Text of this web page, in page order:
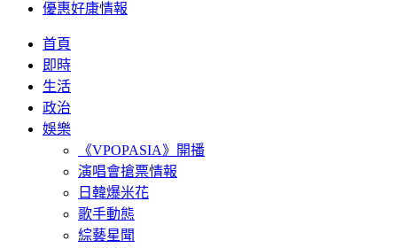
優惠好康情報
首頁
即時
生活
政治
娛樂
《VPOPASIA》開播
演唱會搶票情報
日韓爆米花
歌手動態
綜藝星聞